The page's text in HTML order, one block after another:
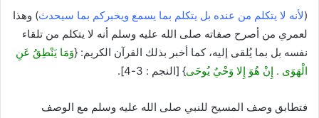
(لأنه لا يتكلم من عنده بل يتكلم بما يسمع ويخبركم بما سيحدث) وهذا
لعمري من أصرح صفاته صلى الله عليه وسلم أنه لا يتكلم من تلقاء
نفسه بل بما يُلقى إليه، كما أخبر بذلك القرآن الكريم: {وَمَا يَنْطِقُ عَنِ
الْهَوَى . إِنْ هُوَ إِلا وَحْيٌ يُوحَى} [النجم : 3-4].
فتطابق وصف المسيح للنبي صلى الله عليه وسلم مع الوصف